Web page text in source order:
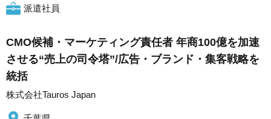
派遣社員
CMO候補・マーケティング責任者 年商100億を加速
させる“売上の司令塔”/広告・ブランド・集客戦略を
統括
株式会社Tauros Japan